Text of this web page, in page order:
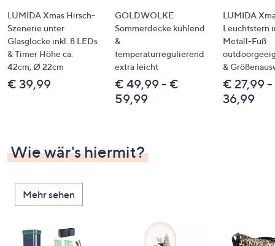
LUMIDA Xmas Hirsch-
Szenerie unter
Glasglocke inkl. 8 LEDs
& Timer Höhe ca.
42cm, Ø 22cm
€ 39,99
GOLDWOLKE
Sommerdecke kühlend
&
temperaturregulierend
extra leicht
€ 49,99 - €
59,99
LUMIDA
Leuchtstern
Metall-Fuß
&
€ 27,99
36,99
Wie wär's hiermit?
Mehr sehen